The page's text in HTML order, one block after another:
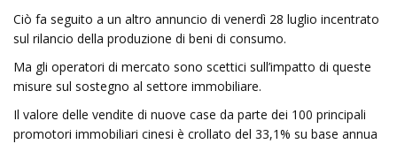
Ciò fa seguito a un altro annuncio di venerdì 28 luglio incentrato
sul rilancio della produzione di beni di consumo.
Ma gli operatori di mercato sono scettici sull’impatto di queste
misure sul sostegno al settore immobiliare.
Il valore delle vendite di nuove case da parte dei 100 principali
promotori immobiliari cinesi è crollato del 33,1% su base annua